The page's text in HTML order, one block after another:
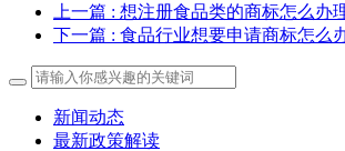
上一篇 : 想注册食品类的商标怎么办
下一篇 : 食品行业想要申请商标怎么
新闻动态
最新政策解读